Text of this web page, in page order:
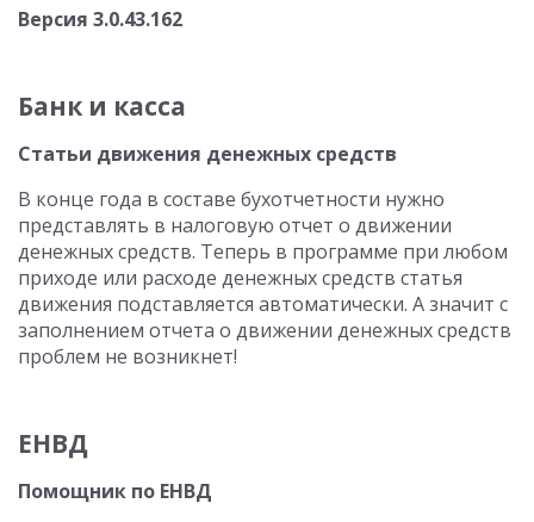
Версия 3.0.43.162
Банк и касса
Статьи движения денежных средств
В конце года в составе бухотчетности нужно
представлять в налоговую отчет о движении
денежных средств. Теперь в программе при любом
приходе или расходе денежных средств статья
движения подставляется автоматически. А значит с
заполнением отчета о движении денежных средств
проблем не возникнет!
ЕНВД
Помощник по ЕНВД